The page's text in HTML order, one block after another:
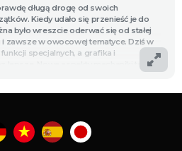
długą drogę od swoich
Kiedy udało się przenieść je do
było wreszcie oderwać się od stałej
zawsze w owocowej tematyce. Dziś w
specjalnych, a grafika i
Dziś jest to jeden z
dodatkowych elementów